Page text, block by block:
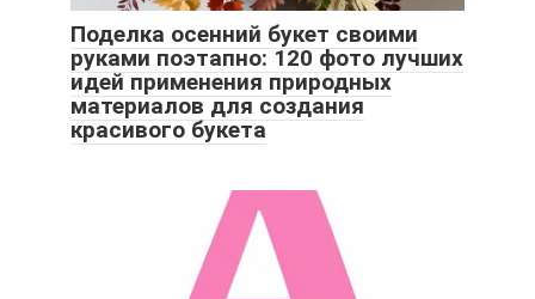
Поделка осенний букет своими
руками поэтапно: 120 фото лучших
идей применения природных
материалов для создания
красивого букета